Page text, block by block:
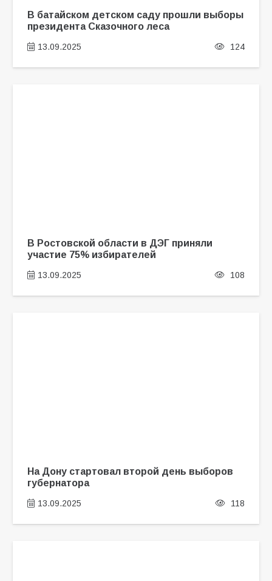
В батайском детском саду прошли выборы
президента Сказочного леса
13.09.2025 124
В Ростовской области в ДЭГ приняли
участие 75% избирателей
13.09.2025 108
На Дону стартовал второй день выборов
губернатора
13.09.2025 118